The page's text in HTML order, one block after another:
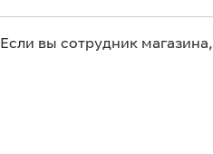
Если вы сотрудник магазина,